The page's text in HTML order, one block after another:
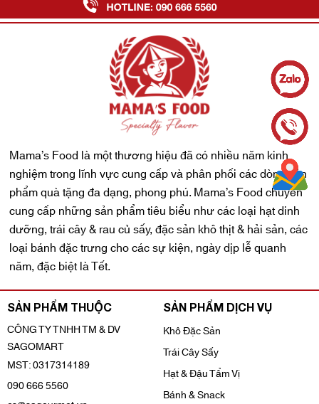
Mama’s Food là một thương hiệu đã có nhiều năm kinh
nghiệm trong lĩnh vực cung cấp và phân phối các dòng sản
phẩm quà tặng đa dạng, phong phú. Mama’s Food chuyên
cung cấp những sản phẩm tiêu biểu như các loại hạt dinh
dưỡng, trái cây & rau củ sấy, đặc sản khô thịt & hải sản, các
loại bánh đặc trưng cho các sự kiện, ngày dịp lễ quanh
năm, đặc biệt là Tết.
SẢN PHẨM THUỘC
CÔNG TY TNHH TM & DV
SAGOMART
MST: 0317314189
090 666 5560
SẢN PHẨM DỊCH VỤ
Khô Đặc Sản
Trái Cây Sấy
Hạt & Đậu Tẩm Vị
Bánh & Snack